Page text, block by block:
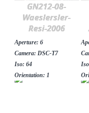
GN212-08-
Waeslersler-
Resi-2006
Aperture: 6
Camera: DSC-T7
Iso: 64
Orientation: 1